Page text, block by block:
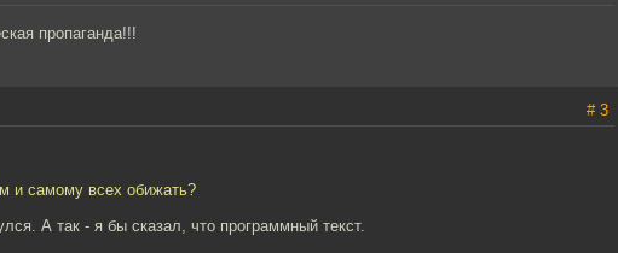
пропаганда!!!
# 3
и самому всех обижать?
А так - я бы сказал, что программный текст.